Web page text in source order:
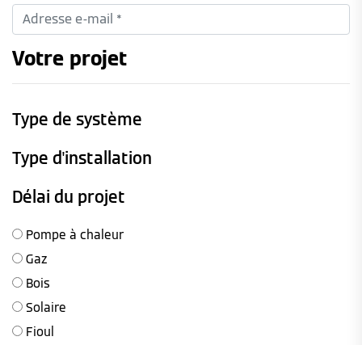
Votre projet
Type de système
Type d'installation
Délai du projet
Pompe à chaleur
Gaz
Bois
Solaire
Fioul